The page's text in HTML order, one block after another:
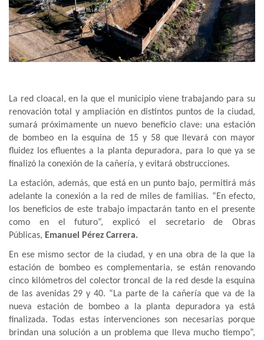
La red cloacal, en la que el municipio viene trabajando para su
renovación total y ampliación en distintos puntos de la ciudad,
sumará próximamente un nuevo beneficio clave: una estación
de bombeo en la esquina de 15 y 58 que llevará con mayor
fluidez los efluentes a la planta depuradora, para lo que ya se
finalizó la conexión de la cañería, y evitará obstrucciones.
La estación, además, que está en un punto bajo, permitirá más
adelante la conexión a la red de miles de familias. “En efecto,
los beneficios de este trabajo impactarán tanto en el presente
como en el futuro”, explicó el secretario de Obras
Públicas, Emanuel Pérez Carrera.
En ese mismo sector de la ciudad, y en una obra de la que la
estación de bombeo es complementaria, se están renovando
cinco kilómetros del colector troncal de la red desde la esquina
de las avenidas 29 y 40. “La parte de la cañería que va de la
nueva estación de bombeo a la planta depuradora ya está
finalizada. Todas estas intervenciones son necesarias porque
brindan una solución a un problema que lleva mucho tiempo”,